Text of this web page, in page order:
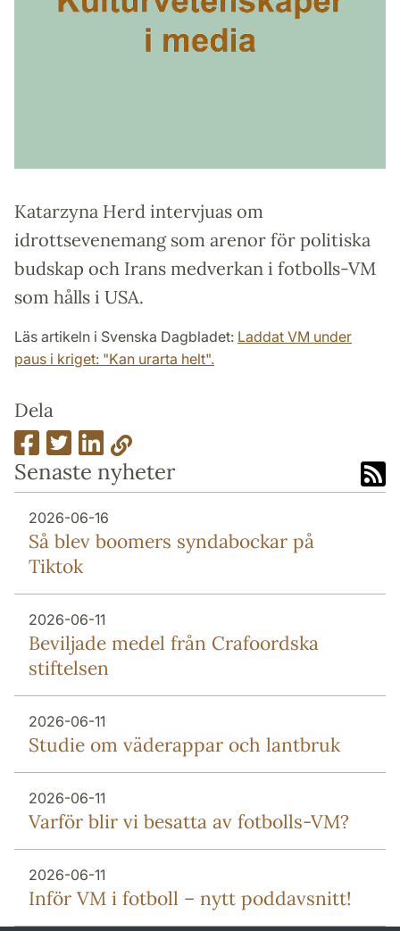
Katarzyna Herd intervjuas om
idrottsevenemang som arenor för politiska
budskap och Irans medverkan i fotbolls-VM
som hålls i USA.
Läs artikeln i Svenska Dagbladet: Laddat VM under
paus i kriget: "Kan urarta helt".
Dela
Senaste nyheter
2026-06-16
Så blev boomers syndabockar på
Tiktok
2026-06-11
Beviljade medel från Crafoordska
stiftelsen
2026-06-11
Studie om väderappar och lantbruk
2026-06-11
Varför blir vi besatta av fotbolls-VM?
2026-06-11
Inför VM i fotboll – nytt poddavsnitt!